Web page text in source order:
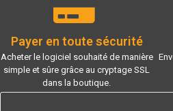
Payer en toute sécurité
Acheter le logiciel souhaité de manière
simple et sûre grâce au cryptage SSL
dans la boutique.